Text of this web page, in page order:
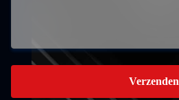
Verzenden